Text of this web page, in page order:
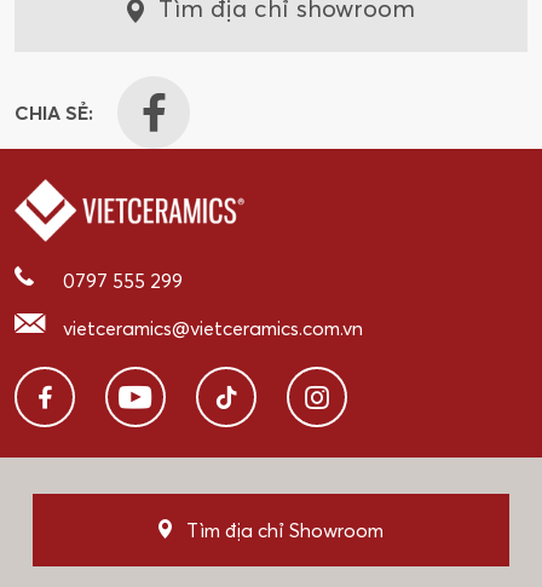
Tìm địa chỉ showroom
CHIA SẺ:
0797 555 299
vietceramics@vietceramics.com.vn
Tìm địa chỉ Showroom